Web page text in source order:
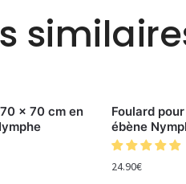
x 70 cm en
Foulard
ébène
24.90€